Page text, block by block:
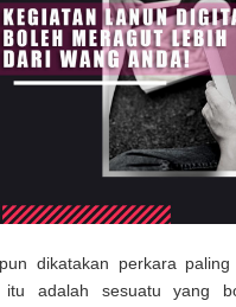
dikatakan perkara
itu adalah sesuatu yang